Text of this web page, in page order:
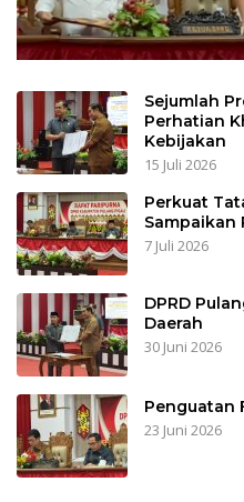
Sejumlah
Perhatian
Kebijakan
15 Juli 2026
Perkuat
Sampaikan
7 Juli 2026
DPRD
Daerah
30 Juni 2026
Penguatan
23 Juni 2026